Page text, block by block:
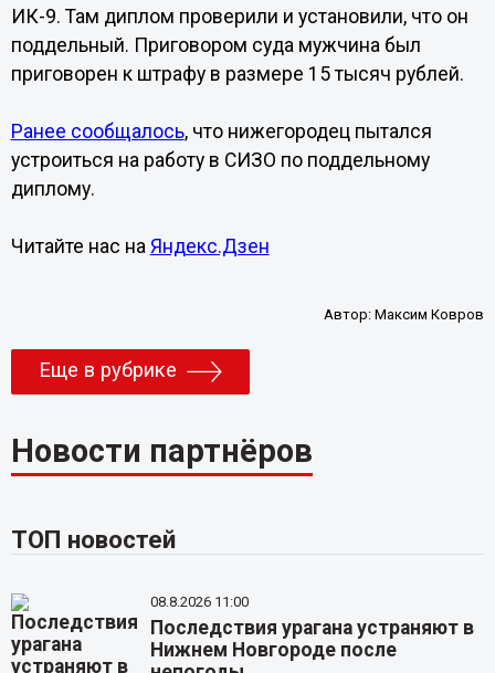
ИК-9. Там диплом проверили и установили, что он
поддельный. Приговором суда мужчина был
приговорен к штрафу в размере 15 тысяч рублей.
Ранее сообщалось, что нижегородец пытался
устроиться на работу в СИЗО по поддельному
диплому.
Читайте нас на Яндекс.Дзен
Автор:Максим Ковров
Еще в рубрике
Новости партнёров
ТОП новостей
08.8.2026 11:00
Последствия урагана устраняют в
Нижнем Новгороде после